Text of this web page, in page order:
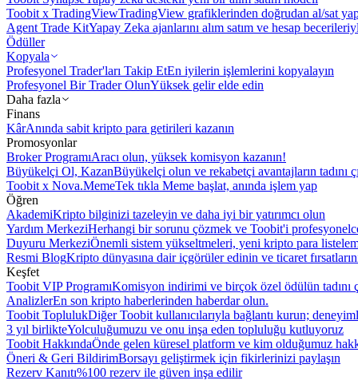
Toobit x TradingViewTradingView grafiklerinden doğrudan al/sat
Agent Trade KitYapay Zeka ajanlarını alım satım ve hesap
Ödüller
Kopyala
Profesyonel Trader'ları Takip EtEn iyilerin işlemlerini kopyalayın
Profesyonel Bir Trader OlunYüksek gelir elde edin
Daha fazla
Finans
KârAnında sabit kripto para getirileri kazanın
Promosyonlar
Broker ProgramıAracı olun, yüksek komisyon kazanın!
Büyükelçi Ol, KazanBüyükelçi olun ve rekabetçi avantajların tadını
Toobit x Nova.MemeTek tıkla Meme başlat, anında işlem yap
Öğren
AkademiKripto bilginizi tazeleyin ve daha iyi bir yatırımcı olun
Yardım MerkeziHerhangi bir sorunu çözmek ve Toobit'i
Duyuru MerkeziÖnemli sistem yükseltmeleri, yeni kripto para
Resmi BlogKripto dünyasına dair içgörüler edinin ve ticaret
Keşfet
Toobit VIP ProgramıKomisyon indirimi ve birçok özel ödülün tadını
AnalizlerEn son kripto haberlerinden haberdar olun.
Toobit ToplulukDiğer Toobit kullanıcılarıyla bağlantı kurun;
3 yıl birlikteYolculuğumuzu ve onu inşa eden topluluğu kutluyoruz
Toobit HakkındaÖnde gelen küresel platform ve kim olduğumuz
Öneri & Geri BildirimBorsayı geliştirmek için fikirlerinizi paylaşın
Rezerv Kanıtı%100 rezerv ile güven inşa edilir